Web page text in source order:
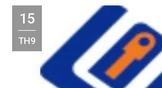
15
TH9